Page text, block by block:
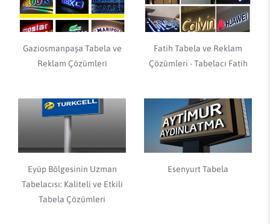
Gaziosmanpaşa Tabela ve
Reklam Çözümleri
Fatih Tabela ve Reklam
Çözümleri - Tabelacı Fatih
Eyüp Bölgesinin Uzman
Tabelacısı: Kaliteli ve Etkili
Tabela Çözümleri
Esenyurt Tabela